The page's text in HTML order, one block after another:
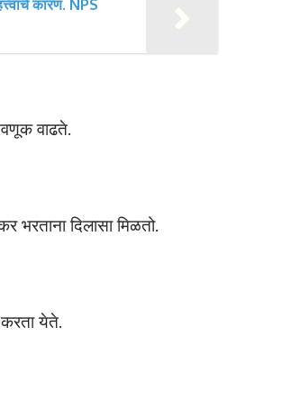
कारण. NPS
वाढते.
दिलासा मिळतो.
करता येते.